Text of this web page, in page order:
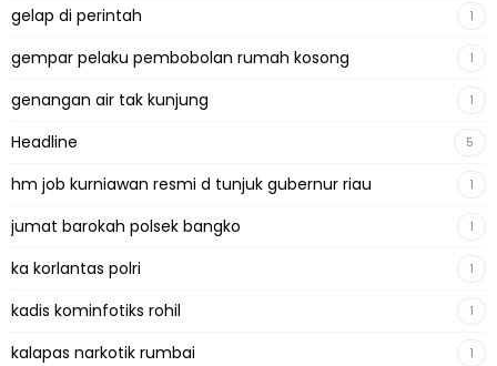
gelap di perintah 1
gempar pelaku pembobolan rumah kosong 1
genangan air tak kunjung 1
Headline 5
hm job kurniawan resmi d tunjuk gubernur riau 1
jumat barokah polsek bangko 1
ka korlantas polri 1
kadis kominfotiks rohil 1
kalapas narkotik rumbai 1